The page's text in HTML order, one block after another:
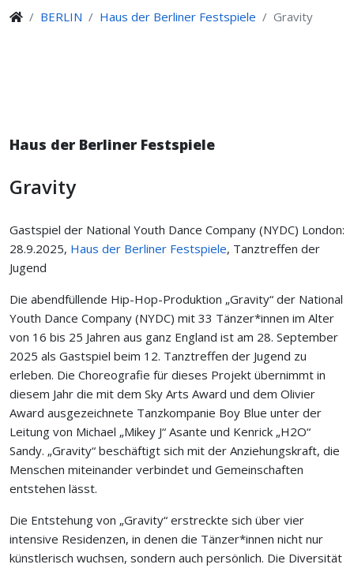
BERLIN Haus der Berliner Festspiele Gravity
Haus der Berliner Festspiele
Gravity
Gastspiel der National Youth Dance Company (NYDC) London:
28.9.2025, Haus der Berliner Festspiele, Tanztreffen der
Jugend
Die abendfüllende Hip-Hop-Produktion „Gravity“ der National
Youth Dance Company (NYDC) mit 33 Tänzer*innen im Alter
von 16 bis 25 Jahren aus ganz England ist am 28. September
2025 als Gastspiel beim 12. Tanztreffen der Jugend zu
erleben. Die Choreografie für dieses Projekt übernimmt in
diesem Jahr die mit dem Sky Arts Award und dem Olivier
Award ausgezeichnete Tanzkompanie Boy Blue unter der
Leitung von Michael „Mikey J“ Asante und Kenrick „H2O“
Sandy. „Gravity“ beschäftigt sich mit der Anziehungskraft, die
Menschen miteinander verbindet und Gemeinschaften
entstehen lässt.
Die Entstehung von „Gravity“ erstreckte sich über vier
intensive Residenzen, in denen die Tänzer*innen nicht nur
künstlerisch wuchsen, sondern auch persönlich. Die Diversität